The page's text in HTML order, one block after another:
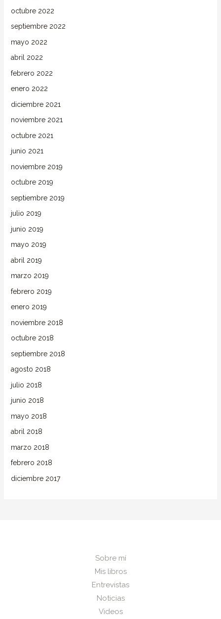
octubre 2022
septiembre 2022
mayo 2022
abril 2022
febrero 2022
enero 2022
diciembre 2021
noviembre 2021
octubre 2021
junio 2021
noviembre 2019
octubre 2019
septiembre 2019
julio 2019
junio 2019
mayo 2019
abril 2019
marzo 2019
febrero 2019
enero 2019
noviembre 2018
octubre 2018
septiembre 2018
agosto 2018
julio 2018
junio 2018
mayo 2018
abril 2018
marzo 2018
febrero 2018
diciembre 2017
Sobre mí
Mis libros
Entrevistas
Noticias
Videos